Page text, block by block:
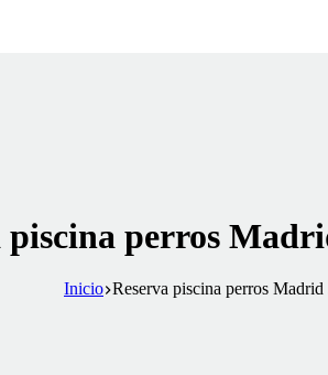
piscina perros
Inicio Reserva piscina perros